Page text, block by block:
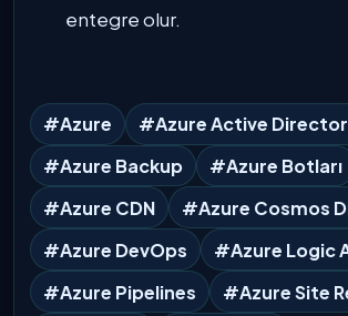
entegre olur.
#Azure
#Azure Active
#Azure Backup
#Azure Botları
#Azure CDN
#Azure Cosmos
#Azure DevOps
#Azure Logic
#Azure Pipelines
#Azure Site